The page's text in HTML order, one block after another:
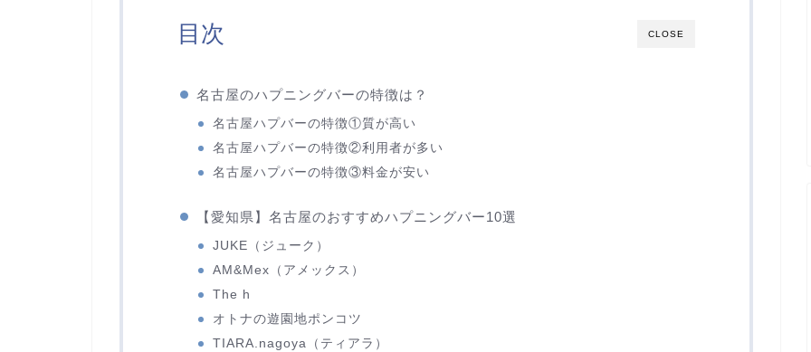
CLOSE
目次
名古屋のハプニングバーの特徴は？
名古屋ハプバーの特徴①質が高い
名古屋ハプバーの特徴②利用者が多い
名古屋ハプバーの特徴③料金が安い
【愛知県】名古屋のおすすめハプニングバー10選
JUKE（ジューク）
AM&Mex（アメックス）
The h
オトナの遊園地ポンコツ
TIARA.nagoya（ティアラ）